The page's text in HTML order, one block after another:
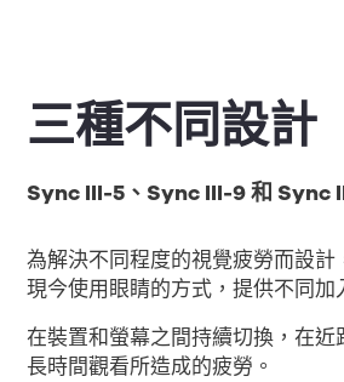
三種不同設計
Sync III-5、Sync III-9 和 Sync
為解決不同程度的視覺疲勞而設計
現今使用眼睛的方式，提供不同加
在裝置和螢幕之間持續切換，在近
長時間觀看所造成的疲勞。